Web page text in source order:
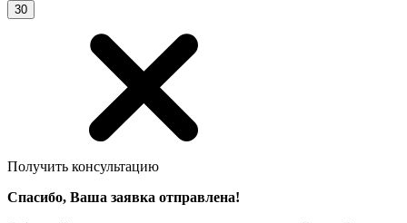
30
Получить консультацию
Спасибо, Ваша заявка отправлена!